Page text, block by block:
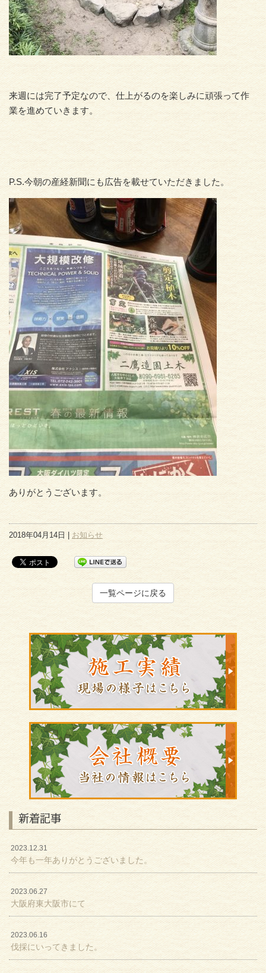
来週には完了予定なので、仕上がるのを楽しみに頑張って作
業を進めていきます。
P.S.今朝の産経新聞にも広告を載せていただきました。
ありがとうございます。
2018年04月14日 | お知らせ
一覧ページに戻る
新着記事
2023.12.31
今年も一年ありがとうございました。
2023.06.27
大阪府東大阪市にて
2023.06.16
伐採にいってきました。